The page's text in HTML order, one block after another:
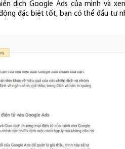
dịch Google Ads của mình và
đặc biệt tốt, bạn có thể đầu tư